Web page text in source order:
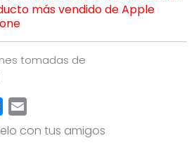
más vendido de Apple
tomadas de
Messenger
con tus amigos